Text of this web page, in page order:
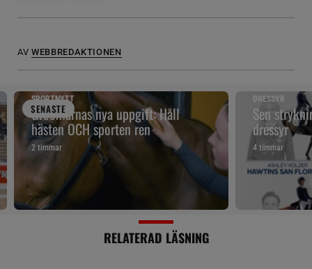
AV WEBBREDAKTIONEN
SENASTE
SPORTNYTT
Groomarnas nya uppgift: Håll
hästen OCH sporten ren
2 timmar
DRESSYR
Sen
dressyr
4 timmar
RELATERAD LÄSNING